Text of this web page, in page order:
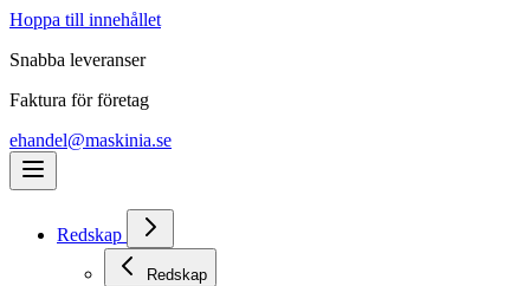
Hoppa till innehållet
Snabba leveranser
Faktura för företag
ehandel@maskinia.se
Redskap
Redskap